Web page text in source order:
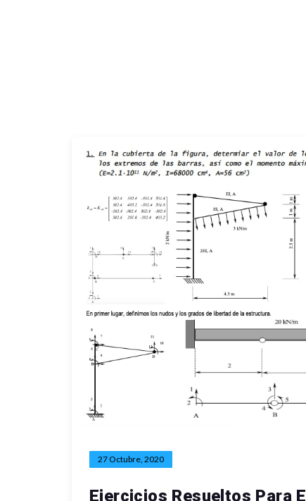
27 Octubre, 2020
Ejercicios Resueltos Para